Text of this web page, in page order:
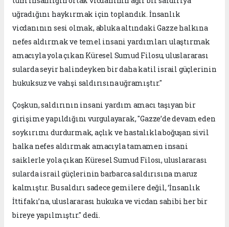
uğradığını haykırmak için toplandık. İnsanlık
vicdanının sesi olmak, abluka altındaki Gazze halkına
nefes aldırmak ve temel insani yardımları ulaştırmak
amacıyla yola çıkan Küresel Sumud Filosu, uluslararası
sularda seyir halindeyken bir daha katil israil güçlerinin
hukuksuz ve vahşi saldırısına uğramıştır."
Çoşkun, saldırının insani yardım amacı taşıyan bir
girişime yapıldığını vurgulayarak, "Gazze’de devam eden
soykırımı durdurmak, açlık ve hastalıkla boğuşan sivil
halka nefes aldırmak amacıyla tamamen insani
saiklerle yola çıkan Küresel Sumud Filosı, uluslararası
sularda israil güçlerinin barbarca saldırısına maruz
kalmıştır. Bu saldırı sadece gemilere değil, ‘İnsanlık
İttifakı’na, uluslararası hukuka ve vicdan sahibi her bir
bireye yapılmıştır." dedi.